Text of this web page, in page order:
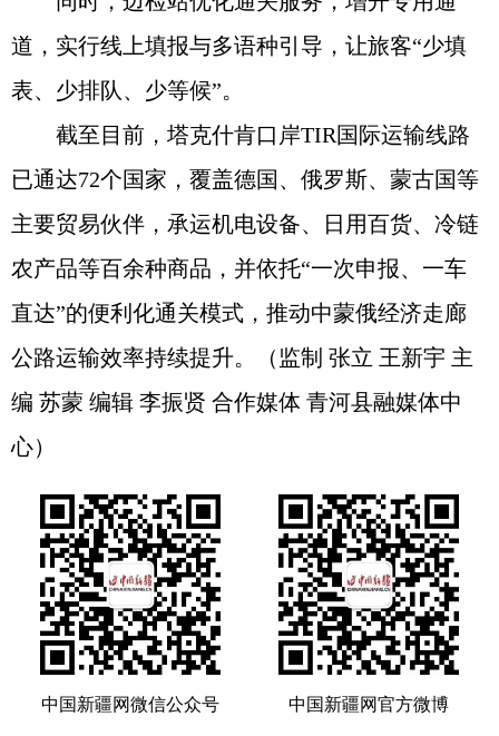
道，实行线上填报与多语种引导，让旅客“少填
表、少排队、少等候”。
截至目前，塔克什肯口岸TIR国际运输线路
已通达72个国家，覆盖德国、俄罗斯、蒙古国等
主要贸易伙伴，承运机电设备、日用百货、冷链
农产品等百余种商品，并依托“一次申报、一车
直达”的便利化通关模式，推动中蒙俄经济走廊
公路运输效率持续提升。（监制 张立 王新宇 主
编 苏蒙 编辑 李振贤 合作媒体 青河县融媒体中
心）
中国新疆网微信公众号 中国新疆网官方微博